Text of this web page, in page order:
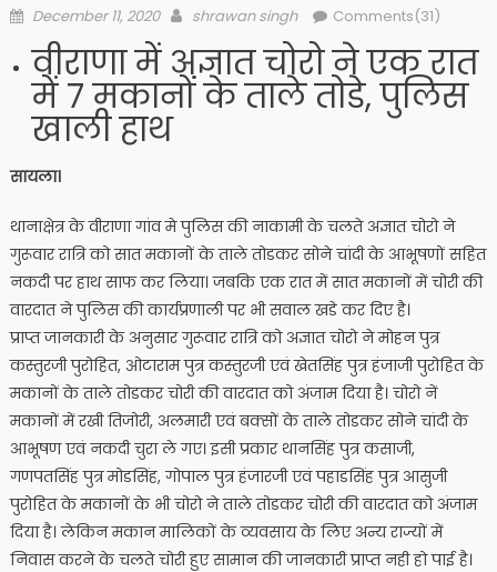
Posted
December 11, 2020 Author
shrawan singh Comments(31)
वीराणा में अज्ञात चोरो ने एक रात
में 7 मकानों के ताले तोडे, पुलिस
खाली हाथ
सायला।
थानाक्षेत्र के वीराणा गांव मे पुलिस की नाकामी के चलते अज्ञात चोरो ने
गुरूवार रात्रि को सात मकानों के ताले तोडकर सोने चांदी के आभूषणों सहित
नकदी पर हाथ साफ कर लिया। जबकि एक रात में सात मकानों में चोरी की
वारदात ने पुलिस की कार्यप्रणाली पर भी सवाल खडे कर दिए है।
प्राप्त जानकारी के अनुसार गुरूवार रात्रि को अज्ञात चोरो ने मोहन पुत्र
कस्तुरजी पुरोहित, ओटाराम पुत्र कस्तुरजी एवं खेतसिंह पुत्र हंजाजी पुरोहित के
मकानों के ताले तोडकर चोरी की वारदात को अंजाम दिया है। चोरो नें
मकानों में रखी तिजोरी, अलमारी एवं बक्सों के ताले तोडकर सोने चांदी के
आभूषण एवं नकदी चुरा ले गए। इसी प्रकार थानसिंह पुत्र कसाजी,
गणपतसिंह पुत्र मोडसिंह, गोपाल पुत्र हंजारजी एवं पहाडसिंह पुत्र आसुजी
पुरोहित के मकानों के भी चोरो ने ताले तोडकर चोरी की वारदात को अंजाम
दिया है। लेकिन मकान मालिकों के व्यवसाय के लिए अन्य राज्यों में
निवास करने के चलते चोरी हुए सामान की जानकारी प्राप्त नही हो पाई है।